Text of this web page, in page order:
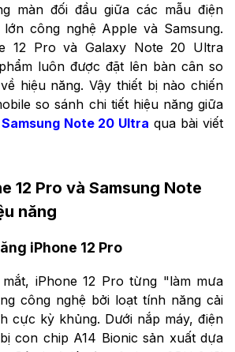
màn đối đầu giữa các mẫu điện
công nghệ Apple và Samsung.
12 Pro và Galaxy Note 20 Ultra
luôn được đặt lên bàn cân so
hiệu năng. Vậy thiết bị nào chiến
so sánh chi tiết hiệu năng giữa
Note 20 Ultra qua bài viết
12 Pro và Samsung Note
năng
iPhone 12 Pro
iPhone 12 Pro từng "làm mưa
công nghệ bởi loạt tính năng cải
cực kỳ khủng. Dưới nắp máy, điện
con chip A14 Bionic sản xuất dựa